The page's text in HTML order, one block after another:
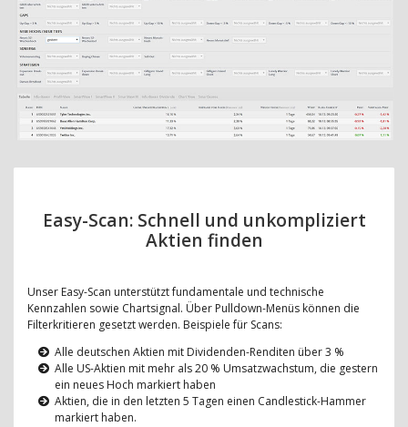
Easy-Scan: Schnell und unkompliziert
Aktien finden
Unser Easy-Scan unterstützt fundamentale und technische
Kennzahlen sowie Chartsignal. Über Pulldown-Menüs können die
Filterkritieren gesetzt werden. Beispiele für Scans:
Alle deutschen Aktien mit Dividenden-Renditen über 3 %
Alle US-Aktien mit mehr als 20 % Umsatzwachstum, die gestern
ein neues Hoch markiert haben
Aktien, die in den letzten 5 Tagen einen Candlestick-Hammer
markiert haben.